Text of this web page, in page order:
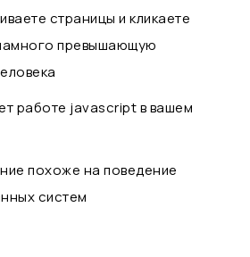
страницы и кликаете
превышающую
работе javascript в вашем
похоже на поведение
систем